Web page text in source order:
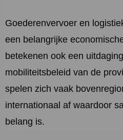
Goederenvervoer en
een belangrijke
betekenen ook een
mobiliteitsbeleid van de
spelen zich vaak
internationaal af waardoor
belang is.